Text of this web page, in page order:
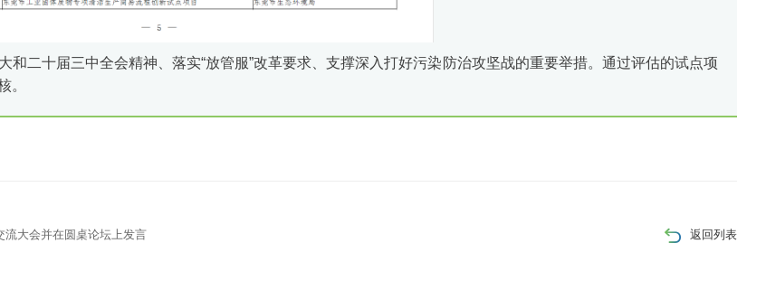
二十届三中全会精神、落实“放管服”改革要求、支撑深入打好污染防治攻坚战的重要举措。通过评估的试点项
。
返回列表
大会并在圆桌论坛上发言